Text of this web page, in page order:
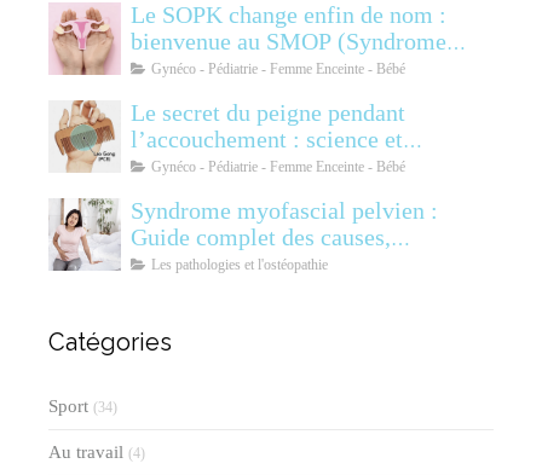
Le SOPK change enfin de nom :
bienvenue au SMOP (Syndrome
Métabolique Ovarien
Gynéco - Pédiatrie - Femme Enceinte - Bébé
Le secret du peigne pendant
l’accouchement : science et
soulagement
Gynéco - Pédiatrie - Femme Enceinte - Bébé
Syndrome myofascial pelvien :
Guide complet des causes,
symptômes, diagnostic et
Les pathologies et l'ostéopathie
Catégories
Sport (34)
Au travail (4)